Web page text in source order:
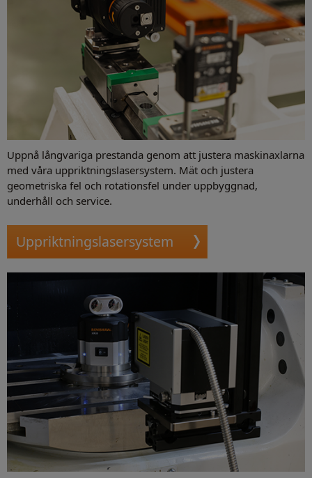
Uppnå långvariga prestanda genom att justera maskinaxlarna
med våra uppriktningslasersystem. Mät och justera
geometriska fel och rotationsfel under uppbyggnad,
underhåll och service.
Uppriktningslasersystem